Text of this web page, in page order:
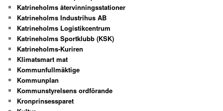
Katrineholms återvinningsstationer
Katrineholms Industrihus AB
Katrineholms Logistikcentrum
Katrineholms Sportklubb (KSK)
Katrineholms-Kuriren
Klimatsmart mat
Kommunfullmäktige
Kommunplan
Kommunstyrelsens ordförande
Kronprinsessparet